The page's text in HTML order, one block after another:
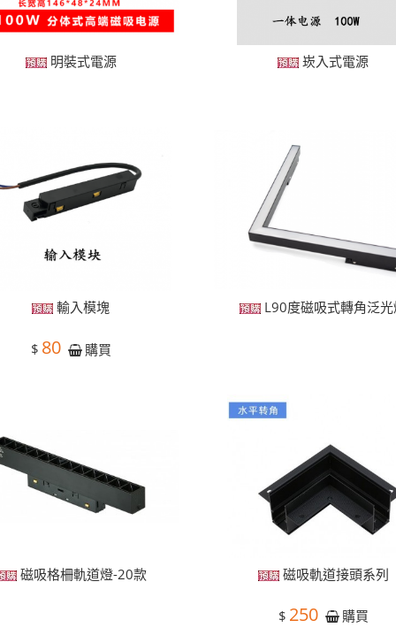
明裝式電源 崁入式電源
輸入模塊
$ 80 購買
L90度磁吸式轉角泛
磁吸格柵軌道燈-20款 磁吸軌道接頭系列
$ 250 購買